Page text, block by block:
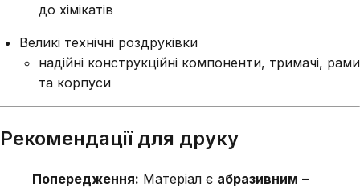
до хімікатів
Великі технічні роздруківки
надійні конструкційні компоненти, тримачі, рами
та корпуси
Рекомендації для друку
Попередження: Матеріал є абразивним –